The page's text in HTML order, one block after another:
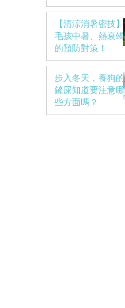
呢?
【清涼消暑密技】
毛孩中暑、熱衰竭
的預防對策！
步入冬天，養狗的
鏟屎知道要注意哪
些方面嗎？